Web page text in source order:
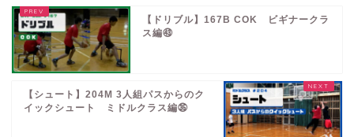
【ドリブル】167B COK ビギナークラ
ス編㊸
【シュート】204M 3人組パスからのク
イックシュート ミドルクラス編㉟